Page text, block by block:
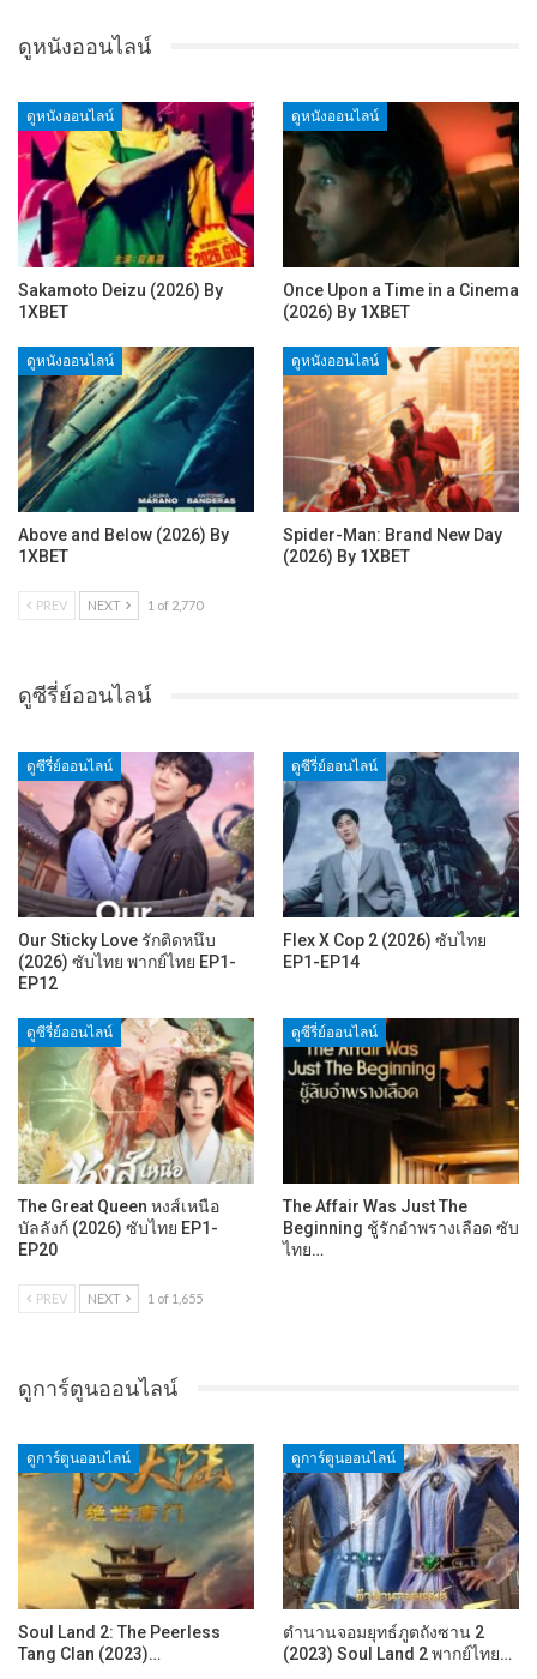
ดูหนังออนไลน์
ดูหนังออนไลน์
Sakamoto Deizu (2026) By
1XBET
ดูหนังออนไลน์
Once Upon a Time in a Cinema
(2026) By 1XBET
ดูหนังออนไลน์
Above and Below (2026) By
1XBET
ดูหนังออนไลน์
Spider-Man: Brand New Day
(2026) By 1XBET
PREV NEXT 1 of 2,770
ดูซีรี่ย์ออนไลน์
ดูซีรี่ย์ออนไลน์
Our Sticky Love รักติดหนึบ
(2026) ซับไทย พากย์ไทย EP1-
EP12
ดูซีรี่ย์ออนไลน์
Flex X Cop 2 (2026) ซับไทย
EP1-EP14
ดูซีรี่ย์ออนไลน์
The Great Queen หงส์เหนือ
บัลลังก์ (2026) ซับไทย EP1-
EP20
ดูซีรี่ย์ออนไลน์
The Affair Was Just The
Beginning ชู้รักอำพรางเลือด ซับ
ไทย…
PREV NEXT 1 of 1,655
ดูการ์ตูนออนไลน์
ดูการ์ตูนออนไลน์
Soul Land 2: The Peerless
Tang Clan (2023)…
ดูการ์ตูนออนไลน์
ตำนานจอมยุทธ์ภูตถังซาน 2
(2023) Soul Land 2 พากย์ไทย…